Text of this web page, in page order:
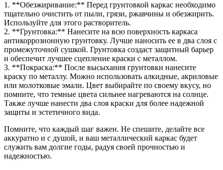
1. **Обезжиривание:** Перед грунтовкой каркас необходимо
тщательно очистить от пыли, грязи, ржавчины и обезжирить.
Используйте для этого растворитель.
2. **Грунтовка:** Нанесите на всю поверхность каркаса
антикоррозионную грунтовку. Лучше наносить ее в два слоя с
промежуточной сушкой. Грунтовка создаст защитный барьер
и обеспечит лучшее сцепление краски с металлом.
3. **Покраска:** После высыхания грунтовки нанесите
краску по металлу. Можно использовать алкидные, акриловые
или молотковые эмали. Цвет выбирайте по своему вкусу, но
помните, что темные цвета сильнее нагреваются на солнце.
Также лучше нанести два слоя краски для более надежной
защиты и эстетичного вида.
Помните, что каждый шаг важен. Не спешите, делайте все
аккуратно и с душой, и ваш металлический каркас будет
служить вам долгие годы, радуя своей прочностью и
надежностью.